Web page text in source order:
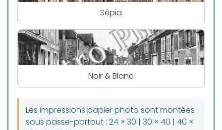
Sépia
Noir & Blanc
Les impressions papier photo sont montées
sous passe-partout : 24 × 30 | 30 × 40 | 40 ×